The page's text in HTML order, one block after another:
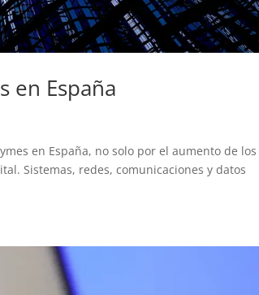
en España
en España, no solo por el aumento de los
Sistemas, redes, comunicaciones y datos